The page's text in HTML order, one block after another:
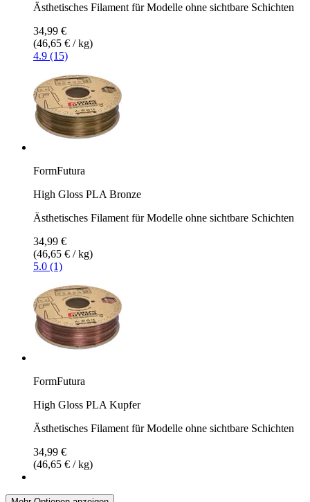
Ästhetisches Filament für Modelle ohne sichtbare Schichten
34,99 €
(46,65 € / kg)
4.9 (15)
FormFutura
High Gloss PLA Bronze
Ästhetisches Filament für Modelle ohne sichtbare Schichten
34,99 €
(46,65 € / kg)
5.0 (1)
FormFutura
High Gloss PLA Kupfer
Ästhetisches Filament für Modelle ohne sichtbare Schichten
34,99 €
(46,65 € / kg)